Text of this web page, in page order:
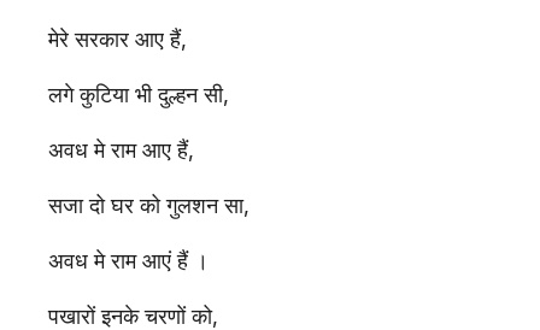
मेरे सरकार आए हैं,
लगे कुटिया भी दुल्हन सी,
अवध मे राम आए हैं,
सजा दो घर को गुलशन सा,
अवध मे राम आएं हैं ।
पखारों इनके चरणों को,